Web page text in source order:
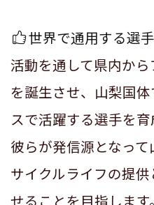
世界で通用する選
活動を通して県内か
を誕生させ、山梨国
スで活躍する選手を
彼らが発信源となっ
サイクルライフの提
せることを目指します。